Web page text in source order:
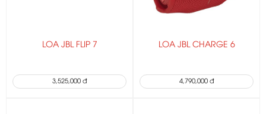
LOA JBL FLIP 7
3,525,000 đ
LOA JBL CHARGE 6
4,790,000 đ